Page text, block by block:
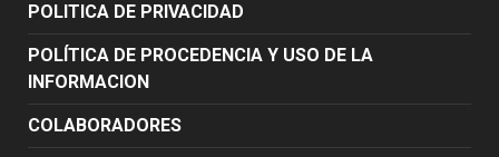
POLITICA DE PRIVACIDAD
POLÍTICA DE PROCEDENCIA Y USO DE LA
INFORMACION
COLABORADORES